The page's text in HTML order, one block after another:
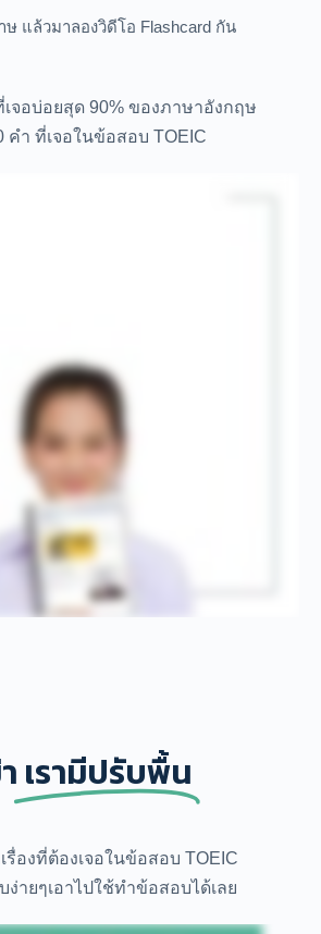
ษ แล้วมาลองวิดีโอ Flashcard กัน
จอบ่อยสุด 90% ของภาษาอังกฤษ
คำ ที่เจอในข้อสอบ TOEIC
เรามีปรับพื้น
องที่ต้องเจอในข้อสอบ TOEIC
ายๆเอาไปใช้ทำข้อสอบได้เลย